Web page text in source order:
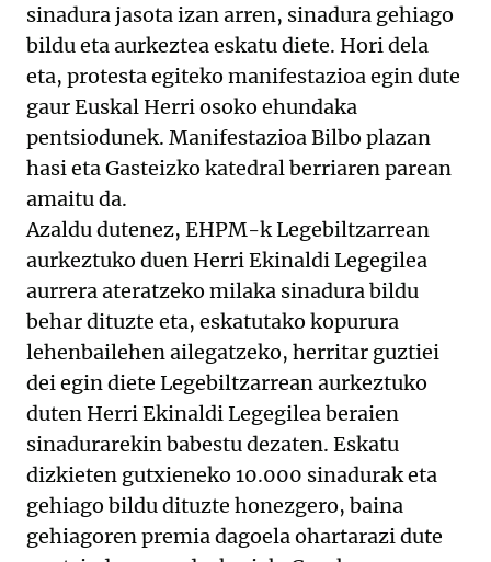
sinadura jasota izan arren, sinadura gehiago
bildu eta aurkeztea eskatu diete. Hori dela
eta, protesta egiteko manifestazioa egin dute
gaur Euskal Herri osoko ehundaka
pentsiodunek. Manifestazioa Bilbo plazan
hasi eta Gasteizko katedral berriaren parean
amaitu da.
Azaldu dutenez, EHPM-k Legebiltzarrean
aurkeztuko duen Herri Ekinaldi Legegilea
aurrera ateratzeko milaka sinadura bildu
behar dituzte eta, eskatutako kopurura
lehenbailehen ailegatzeko, herritar guztiei
dei egin diete Legebiltzarrean aurkeztuko
duten Herri Ekinaldi Legegilea beraien
sinadurarekin babestu dezaten. Eskatu
dizkieten gutxieneko 10.000 sinadurak eta
gehiago bildu dituzte honezgero, baina
gehiagoren premia dagoela ohartarazi dute